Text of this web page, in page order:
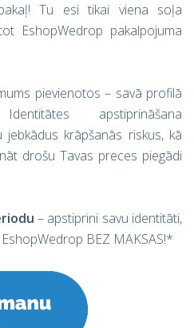
Tu esi tikai viena soļa
EshopWedrop pakalpojuma
pievienotos – savā profilā
apstiprināšana
jebkādus krāpšanās riskus, kā
drošu Tavas preces piegādi
– apstiprini savu identitāti,
BEZ MAKSAS!*